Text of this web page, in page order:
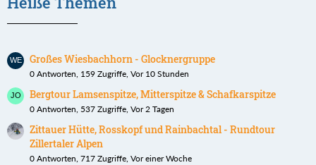
Großes Wiesbachhorn - Glocknergruppe
0 Antworten, 159 Zugriffe, Vor 10 Stunden
Bergtour Lamsenspitze, Mitterspitze & Schafkarspitze
0 Antworten, 537 Zugriffe, Vor 2 Tagen
Zittauer Hütte, Rosskopf und Rainbachtal - Rundtour
Zillertaler Alpen
0 Antworten, 717 Zugriffe, Vor einer Woche